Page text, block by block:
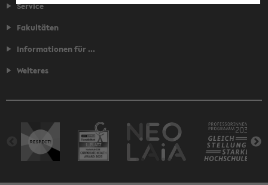
Service
Fakultäten
Informationen für ...
Weiteres